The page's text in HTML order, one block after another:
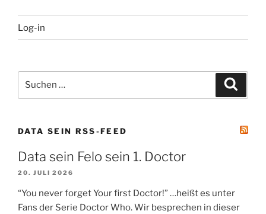
Log-in
nach:
DATA SEIN RSS-FEED
Data sein Felo sein 1. Doctor
20. JULI 2026
“You never forget Your first Doctor!” …heißt es unter
Fans der Serie Doctor Who. Wir besprechen in dieser